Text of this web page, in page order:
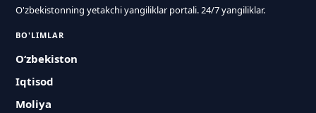
O'zbekistonning yetakchi yangiliklar portali. 24/7 yangiliklar.
BO'LIMLAR
O‘zbekiston
Iqtisod
Moliya